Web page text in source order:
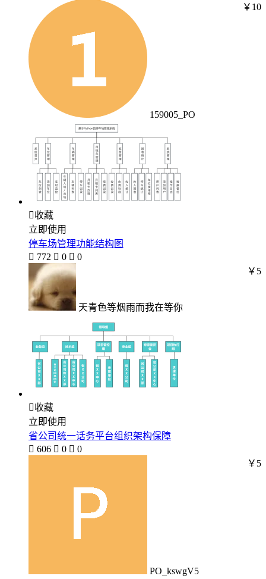
159005_PO
￥10
收藏
立即使用
停车场管理功能结构图
 772  0  0
天青色等烟雨而我在等你
￥5
收藏
立即使用
省公司统一话务平台组织架构保障
 606  0  0
PO_kswgV5
￥5